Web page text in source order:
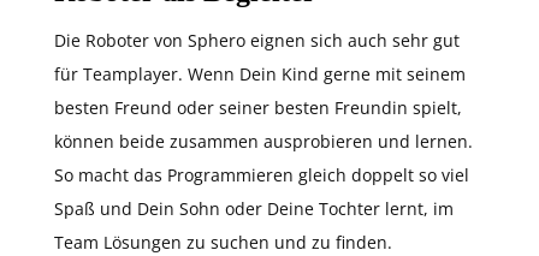
Die Roboter von Sphero eignen sich auch sehr gut
für Teamplayer. Wenn Dein Kind gerne mit seinem
besten Freund oder seiner besten Freundin spielt,
können beide zusammen ausprobieren und lernen.
So macht das Programmieren gleich doppelt so viel
Spaß und Dein Sohn oder Deine Tochter lernt, im
Team Lösungen zu suchen und zu finden.